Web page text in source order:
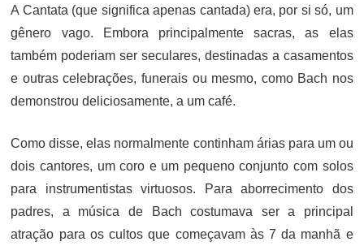
A Cantata (que significa apenas cantada) era, por si só, um
gênero vago. Embora principalmente sacras, as elas
também poderiam ser seculares, destinadas a casamentos
e outras celebrações, funerais ou mesmo, como Bach nos
demonstrou deliciosamente, a um café.
Como disse, elas normalmente continham árias para um ou
dois cantores, um coro e um pequeno conjunto com solos
para instrumentistas virtuosos. Para aborrecimento dos
padres, a música de Bach costumava ser a principal
atração para os cultos que começavam às 7 da manhã e